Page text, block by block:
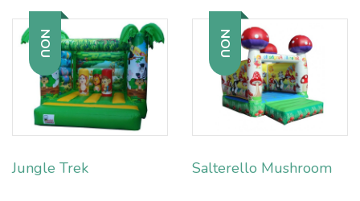
NOU
Jungle Trek
NOU
Salterello Mushroom